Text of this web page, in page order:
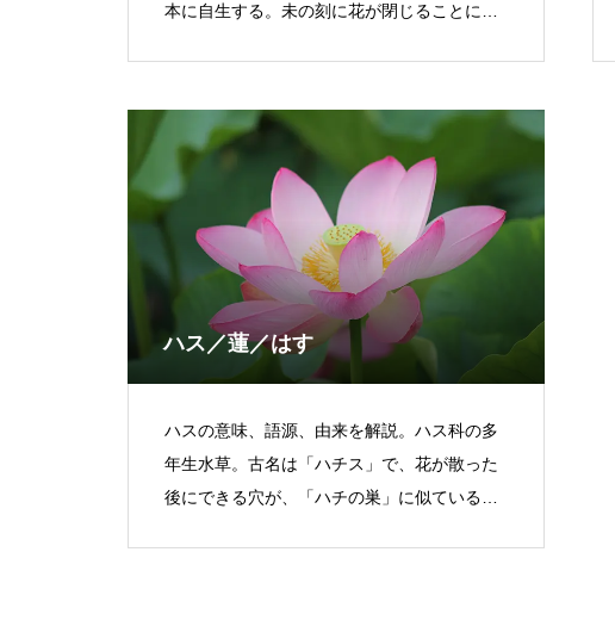
本に自生する。未の刻に花が閉じることに由
ハス／蓮／はす
ハスの意味、語源、由来を解説。ハス科の多
年生水草。古名は「ハチス」で、花が散った
後にできる穴が、「ハチの巣」に似ているこ